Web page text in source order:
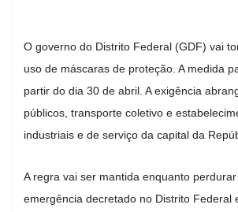
O governo do Distrito Federal (GDF) vai
uso de máscaras de proteção. A medida
partir do dia 30 de abril. A exigência
públicos, transporte coletivo e
industriais e de serviço da capital da
A regra vai ser mantida enquanto
emergência decretado no Distrito Federal